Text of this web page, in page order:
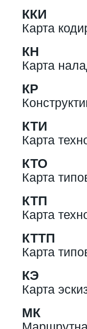
ККИ
Карта
КН
Карта
КР
КТИ
Карта
КТО
Карта
КТП
Карта
КТТП
Карта
КЭ
Карта
МК